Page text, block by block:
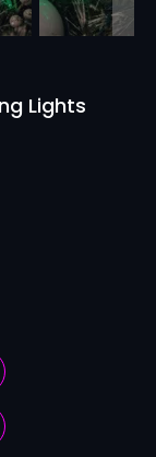
Lights